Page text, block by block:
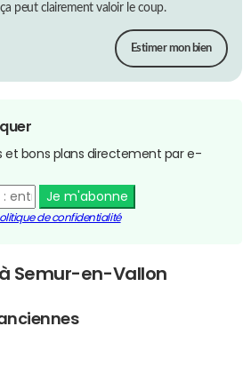
peut clairement valoir le coup.
Estimer mon bien
et bons plans directement par e-
Je m'abonne
de confidentialité
Semur-en-Vallon